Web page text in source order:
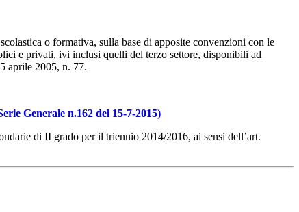
o formativa, sulla base di apposite convenzioni con le
e privati, ivi inclusi quelli del terzo settore, disponibili ad
aprile 2005, n. 77.
Generale n.162 del 15-7-2015)
di II grado per il triennio 2014/2016, ai sensi dell’art.